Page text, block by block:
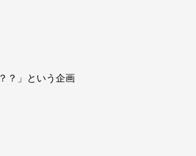
？？」という企画